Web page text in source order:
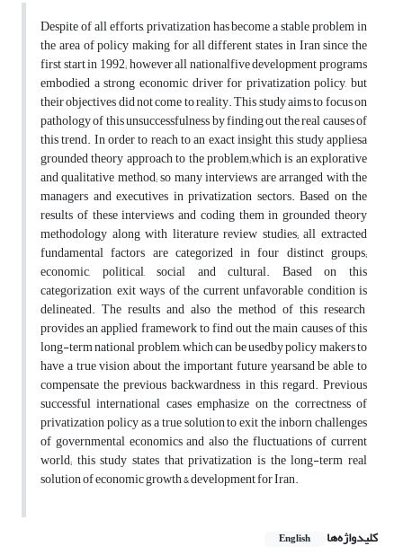
Despite of all efforts, privatization has become a stable problem in
the area of policy making for all different states in Iran since the
first start in 1992; however all nationalfive development programs
embodied a strong economic driver for privatization policy, but
their objectives did not come to reality. This study aims to focus on
pathology of this unsuccessfulness by finding out the real causes of
this trend. In order to reach to an exact insight, this study appliesa
grounded theory approach to the problem;which is an explorative
and qualitative method; so many interviews are arranged with the
managers and executives in privatization sectors. Based on the
results of these interviews and coding them in grounded theory
methodology along with literature review studies; all extracted
fundamental factors are categorized in four distinct groups;
economic, political, social and cultural. Based on this
categorization, exit ways of the current unfavorable condition is
delineated. The results and also the method of this research
provides an applied framework to find out the main causes of this
long-term national problem, which can be usedby policy makers to
have a true vision about the important future yearsand be able to
compensate the previous backwardness in this regard. Previous
successful international cases emphasize on the correctness of
privatization policy as a true solution to exit the inborn challenges
of governmental economics and also the fluctuations of current
world; this study states that privatization is the long-term real
solution of economic growth & development for Iran.
کلیدواژه‌ها English